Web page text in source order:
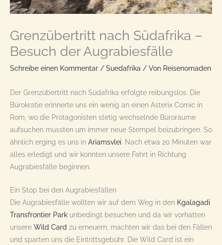
Grenzübertritt nach Südafrika –
Besuch der Augrabiesfälle
Schreibe einen Kommentar / Suedafrika / Von Reisenomaden
Der Grenzübertritt nach Südafrika erfolgte reibungslos. Die
Bürokratie erinnerte uns ein wenig an einen Asterix Comic in
Rom, wo die Protagonisten stetig wechselnde Büroräume
aufsuchen mussten um immer neue Stempel beizubringen. So
ähnlich erging es uns in Ariamsvlei. Nach etwa 20 Minuten war
alles erledigt und wir konnten unsere Fahrt in Richtung
Augrabiesfälle beginnen.
Ein Stop bei den Augrabiesfällen
Die Augrabiesfälle wollten wir auf dem Weg in den Kgalagadi
Transfrontier Park unbedingt besuchen und da wir vorhatten
unsere Wild Card zu erneuern, machten wir das bei den Fällen
und sparten uns die Eintrittsgebühr. Die Wild Card ist ein